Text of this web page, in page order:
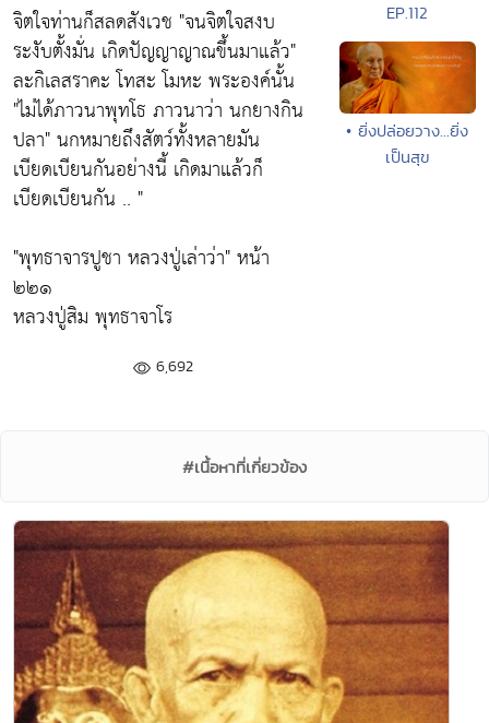
จิตใจท่านก็สลดสังเวช "จนจิตใจสงบ
ระงับตั้งมั่น เกิดปัญญาญาณขึ้นมาแล้ว"
ละกิเลสราคะ โทสะ โมหะ พระองค์นั้น
"ไม่ได้ภาวนาพุทโธ ภาวนาว่า นกยางกิน
ปลา"นกหมายถึงสัตว์ทั้งหลายมัน
เบียดเบียนกันอย่างนี้ เกิดมาแล้วก็
เบียดเบียนกัน .. "
"พุทธาจารปูชา หลวงปู่เล่าว่า" หน้า
๒๒๑
หลวงปู่สิม พุทธาจาโร
6,692
EP.112
• ยิ่งปล่อยวาง...ยิ่ง
เป็นสุข
#เนื้อหาที่เกี่ยวข้อง